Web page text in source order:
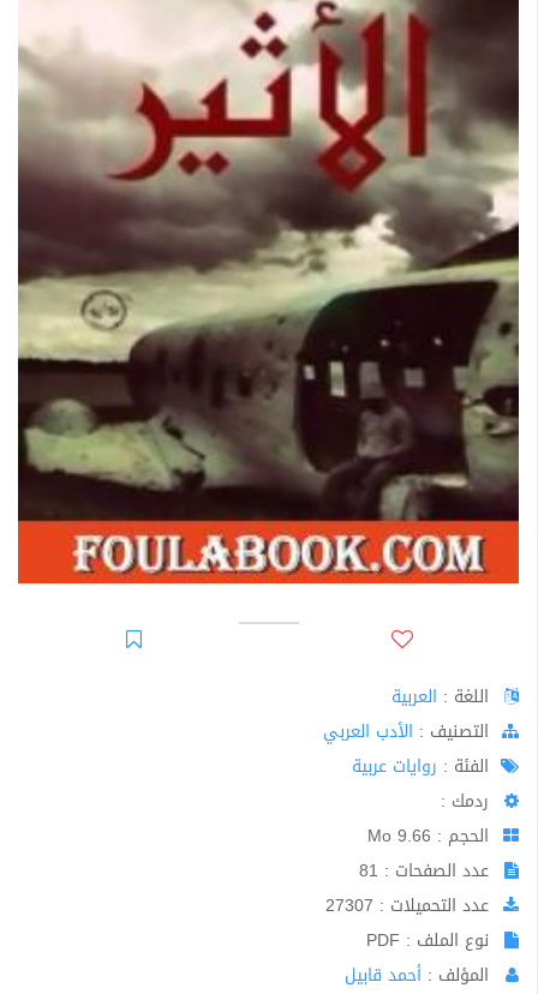
اللغة : العربية
اﻟﺘﺼﻨﻴﻒ : الأدب العربي
الفئة : روايات عربية
ردمك :
الحجم : 9.66 Mo
عدد الصفحات : 81
عدد التحميلات : 27307
نوع الملف : PDF
المؤلف : أحمد قابيل